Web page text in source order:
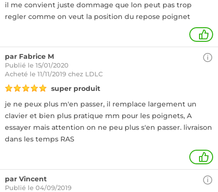
il me convient juste dommage que lon peut pas trop
regler comme on veut la position du repose poignet
1
par Fabrice M
Publié le 15/01/2020
Acheté le 11/11/2019 chez LDLC
super produit
je ne peux plus m'en passer, il remplace largement un
clavier et bien plus pratique mm pour les poignets, A
essayer mais attention on ne peu plus s'en passer. livraison
dans les temps RAS
1
par Vincent
Publié le 04/09/2019